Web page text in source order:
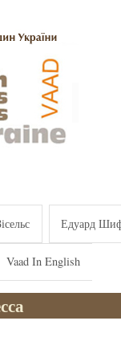
Едуард
Vaad In English